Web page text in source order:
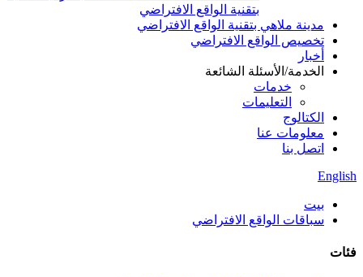
بتقنية الواقع الافتراضي
مدينة ملاهي بتقنية الواقع الافتراضي
تخصيص الواقع الافتراضي
أخبار
الخدمة/الأسئلة الشائعة
خدمات
التعليمات
الكتالوج
معلومات عنا
اتصل بنا
English
بيت
سباقات الواقع الافتراضي
فئات